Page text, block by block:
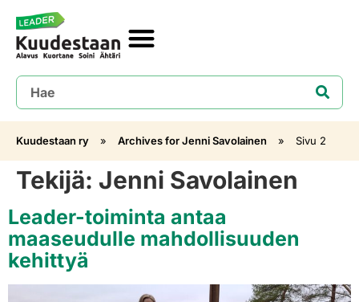
Kuudestaan ry » Archives for Jenni Savolainen » Sivu 2
Tekijä: Jenni Savolainen
Leader-toiminta antaa
maaseudulle mahdollisuuden
kehittyä